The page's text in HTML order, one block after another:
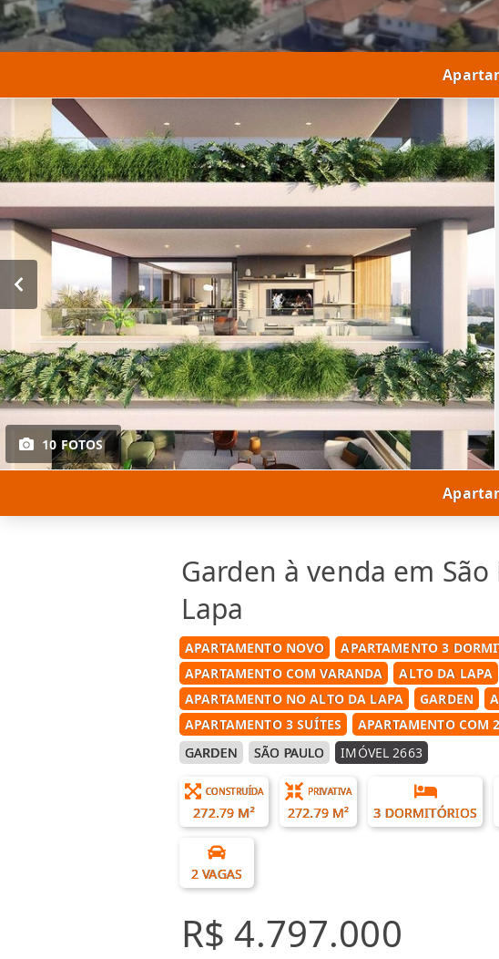
10 FOTOS
Garden à venda em
Lapa
APARTAMENTO NOVO
APARTAMENTO 3
APARTAMENTO COM VARANDA
ALTO DA LAPA
APARTAMENTO NO ALTO DA LAPA
GARDEN
APARTAMENTO 3 SUÍTES
APARTAMENTO COM
GARDEN
SÃO PAULO IMÓVEL 2663
CONSTRUÍDA
272.79 M²
PRIVATIVA
272.79 M² 3 DORMITÓRIOS
2 VAGAS
R$ 4.797.000